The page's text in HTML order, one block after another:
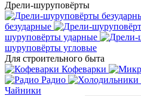
Дрели-шуруповёрты
безударные
шуруповёрты ударные
шуруповёрты угловые
Для строительного быта
Кофеварки
Радио
Чайники